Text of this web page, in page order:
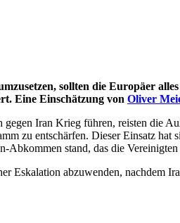
sollten die Europäer
Eine Einschätzung von Oliver
Iran Krieg führen, reisten die
zu entschärfen. Dieser Einsatz
stand, das die
Eskalation abzuwenden,